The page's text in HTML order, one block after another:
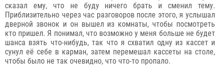
сказал ему, что не буду ничего брать и сменил тему.
Приблизительно через час разговоров после этого, я услышал
дверной звонок и он вышел из комнаты, чтобы посмотреть
кто пришел. Я понимал, что возможно у меня больше не будет
шанса взять что-нибудь, так что я схватил одну из кассет и
сунул её себе в карман, затем перемешал кассеты на столе,
чтобы было не так очевидно, что что-то пропало.